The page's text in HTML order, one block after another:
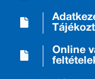
Online